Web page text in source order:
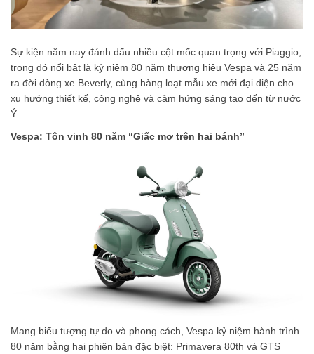
Sự kiện năm nay đánh dấu nhiều cột mốc quan trọng với Piaggio,
trong đó nổi bật là kỷ niệm 80 năm thương hiệu Vespa và 25 năm
ra đời dòng xe Beverly, cùng hàng loạt mẫu xe mới đại diện cho
xu hướng thiết kế, công nghệ và cảm hứng sáng tạo đến từ nước
Ý.
Vespa: Tôn vinh 80 năm “Giấc mơ trên hai bánh”
Mang biểu tượng tự do và phong cách, Vespa kỷ niệm hành trình
80 năm bằng hai phiên bản đặc biệt: Primavera 80th và GTS